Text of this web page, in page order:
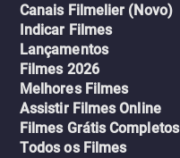
Canais Filmelier (Novo)
Indicar Filmes
Lançamentos
Filmes 2026
Melhores Filmes
Assistir Filmes Online
Filmes Grátis Completos
Todos os Filmes